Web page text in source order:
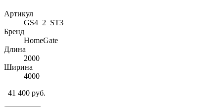
Артикул
GS4_2_ST3
Бренд
HomeGate
Длина
2000
Ширина
4000
41 400 руб.